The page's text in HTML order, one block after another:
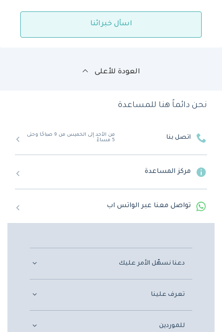
اسأل خبرائنا
العودة للأعلى
نحن دائماً هنا للمساعدة
اتصل بنا
من الأحد إلى الخميس من 9 صباحًا وحتى
5 مساءً
مركز المساعدة
تواصل معنا عبر الواتس اب
دعنا نسهّل الأمر عليك
تعرف علينا
للموردين